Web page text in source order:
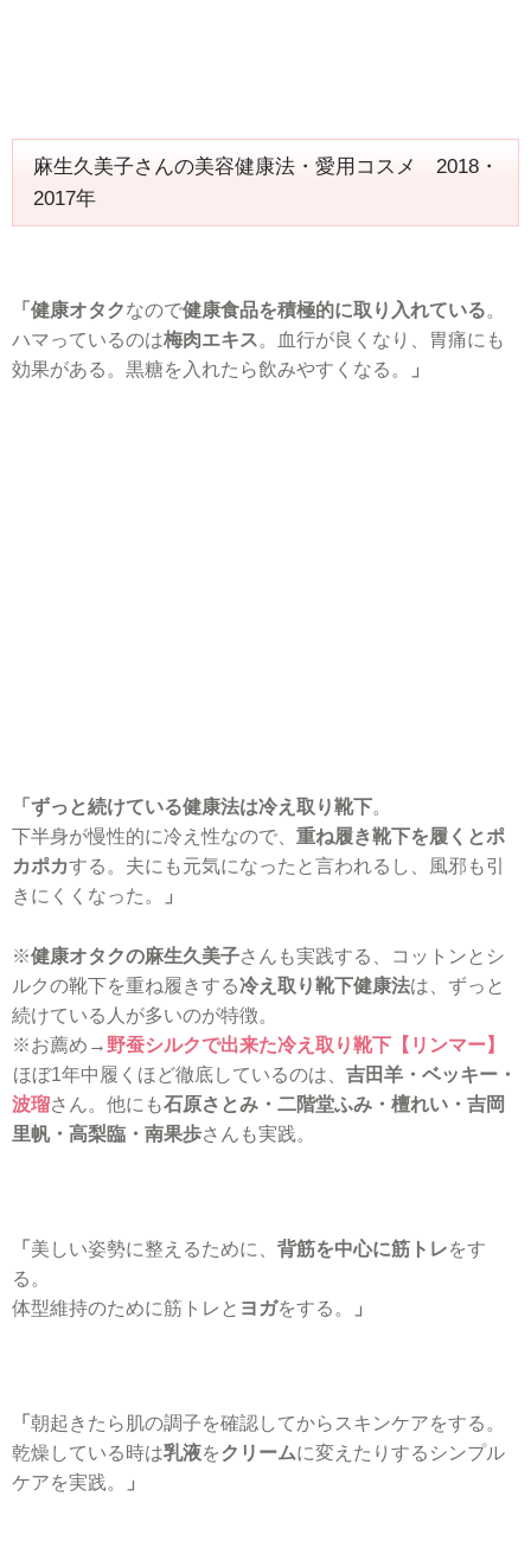
麻生久美子さんの美容健康法・愛用コスメ 2018・
2017年
「健康オタクなので健康食品を積極的に取り入れている。
ハマっているのは梅肉エキス 。血行が良くなり、胃痛にも
効果がある。黒糖を入れたら飲みやすくなる。
」
「ずっと続けている健康法は冷え取り靴下。
下半身が慢性的に冷え性なので、 重ね履き靴下を履くとポ
カポカする。夫にも元気になったと言われるし、風邪も引
きにくくなった。
」
※健康オタクの麻生久美子さんも実践する、コットンとシ
ルクの靴下を重ね履きする冷え取り靴下健康法は、ずっと
続けている人が多いのが特徴。
※お薦め→ 野蚕シルクで出来た冷え取り靴下【リンマー】
ほぼ1年中履くほど徹底しているのは、 吉田羊・ベッキー・
波瑠さん。他にも石原さとみ・二階堂ふみ・檀れい・吉岡
里帆・高梨臨・南果歩さんも実践。
「 美しい姿勢に整えるために、 背筋を中心に筋トレをす
る。
体型維持のために筋トレと ヨガをする。 」
「 朝起きたら肌の調子を確認してからスキンケアをする。
乾燥している時は乳液をクリームに変えたりするシンプル
ケアを実践。
」